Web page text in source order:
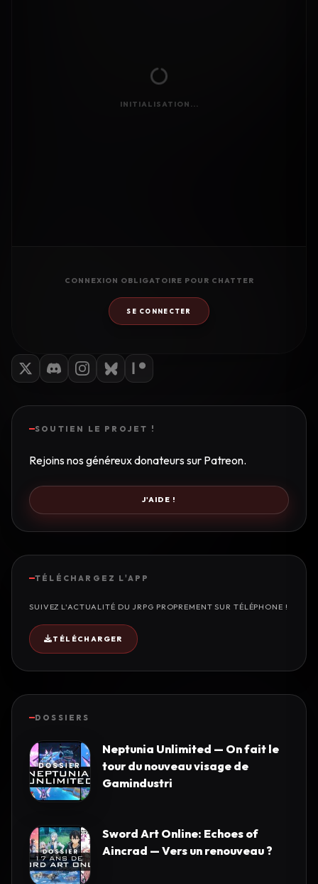
INITIALISATION...
CONNEXION OBLIGATOIRE POUR CHATTER
SE CONNECTER
SOUTIEN LE PROJET !
Rejoins nos généreux donateurs sur Patreon.
J'AIDE !
TÉLÉCHARGEZ L'APP
SUIVEZ L'ACTUALITÉ DU JRPG PROPREMENT SUR TÉLÉPHONE !
TÉLÉCHARGER
DOSSIERS
Neptunia Unlimited — On fait le
tour du nouveau visage de
Gamindustri
Sword Art Online: Echoes of
Aincrad — Vers un renouveau ?